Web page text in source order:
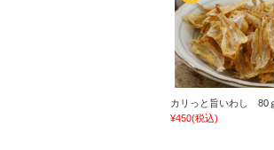
カリっと旨いわし 80
¥450(税込)